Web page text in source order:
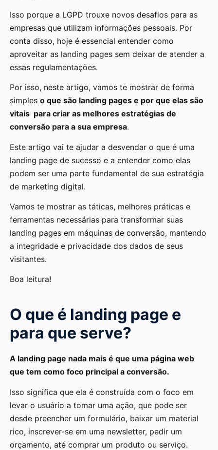
Isso porque a LGPD trouxe novos desafios para as
empresas que utilizam informações pessoais. Por
conta disso, hoje é essencial entender como
aproveitar as landing pages sem deixar de atender a
essas regulamentações.
Por isso, neste artigo, vamos te mostrar de forma
simples o que são landing pages e por que elas são
vitais para criar as melhores estratégias de
conversão para a sua empresa.
Este artigo vai te ajudar a desvendar o que é uma
landing page de sucesso e a entender como elas
podem ser uma parte fundamental de sua estratégia
de marketing digital.
Vamos te mostrar as táticas, melhores práticas e
ferramentas necessárias para transformar suas
landing pages em máquinas de conversão, mantendo
a integridade e privacidade dos dados de seus
visitantes.
Boa leitura!
O que é landing page e
para que serve?
A landing page nada mais é que uma página web
que tem como foco principal a conversão.
Isso significa que ela é construída com o foco em
levar o usuário a tomar uma ação, que pode ser
desde preencher um formulário, baixar um material
rico, inscrever-se em uma newsletter, pedir um
orçamento, até comprar um produto ou serviço.